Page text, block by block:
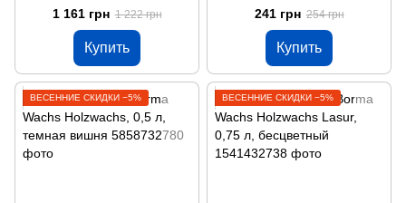
бесцветный, шелковисто-
матовый
1 161 грн 1 222 грн
Купить
вишня
241 грн 254 грн
Купить
ВЕСЕННИЕ СКИДКИ −5% ВЕСЕННИЕ СКИДКИ −5%